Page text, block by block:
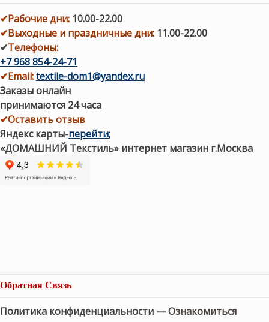
✔Рабочие дни: 10.00-22.00
✔Выходные и праздничные дни: 11.00-22.00
✔Телефоны:
+7 968 854-24-71
✔Email:textile-dom1@yandex.ru
Заказы онлайн
принимаются 24 часа
✔Оставить отзыв
Яндекс карты-перейти;
«ДОМАШНИЙ Текстиль» интернет магазин г.Москва
Обратная Связь
Политика конфиденциальности —Ознакомиться